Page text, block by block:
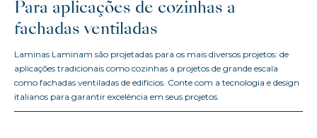
Para aplicações de cozinhas a
fachadas ventiladas
Laminas Laminam são projetadas para os mais diversos projetos: de
aplicações tradicionais como cozinhas a projetos de grande escala
como fachadas ventiladas de edifícios. Conte com a tecnologia e design
italianos para garantir excelência em seus projetos.